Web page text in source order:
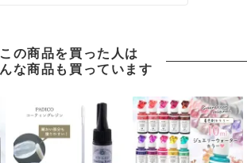
この商品を買った人は
な商品も買っています